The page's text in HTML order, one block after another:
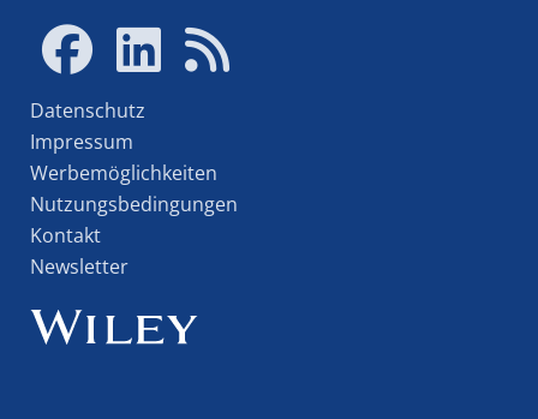
Datenschutz
Impressum
Werbemöglichkeiten
Nutzungsbedingungen
Kontakt
Newsletter